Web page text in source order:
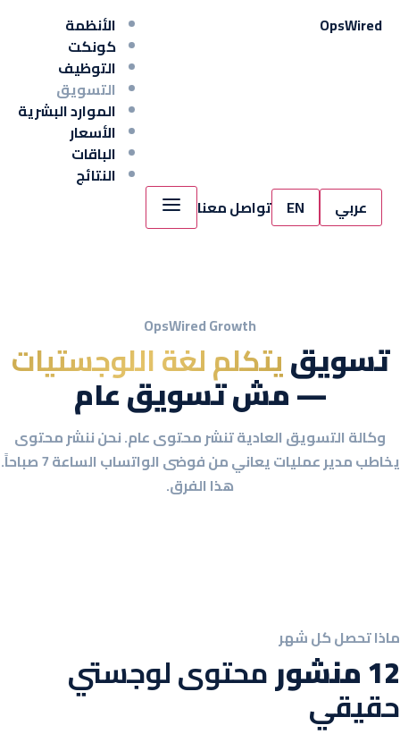
OpsWired
الأنظمة
كونكت
التوظيف
التسويق
الموارد البشرية
الأسعار
الباقات
النتائج
عربي
EN تواصل معنا
OpsWired Growth
تسويقيتكلم لغة اللوجستيات
— مش تسويق عام
وكالة التسويق العادية تنشر محتوى عام. نحن ننشر محتوى
يخاطب مدير عمليات يعاني من فوضى الواتساب الساعة 7 صباحاً.
هذا الفرق.
ماذا تحصل كل شهر
12 منشور محتوى لوجستي
حقيقي